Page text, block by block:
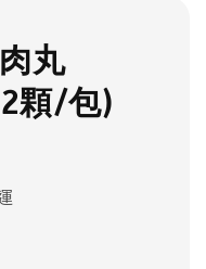
丸
顆/包)